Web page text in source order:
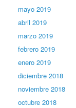
mayo 2019
abril 2019
marzo 2019
febrero 2019
enero 2019
diciembre 2018
noviembre 2018
octubre 2018